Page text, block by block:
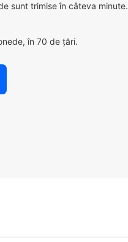
sunt trimise în câteva minute.
în 70 de țări.